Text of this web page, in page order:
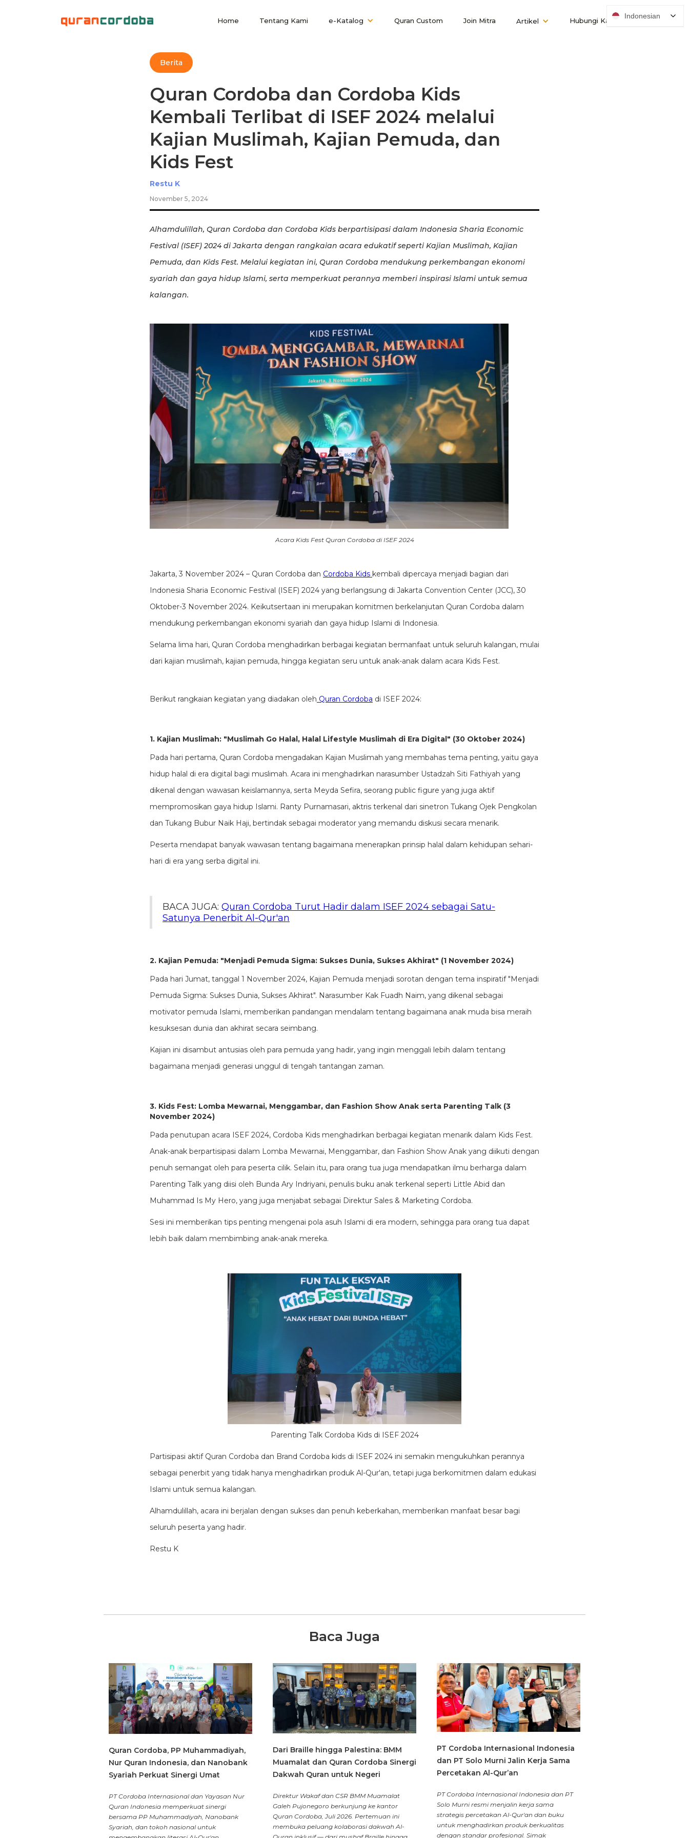
Home Tentang Kami e-Katalog Quran Custom Join Mitra Artikel Hubungi Kami
Berita
Quran Cordoba dan Cordoba Kids
Kembali Terlibat di ISEF 2024 melalui
Kajian Muslimah, Kajian Pemuda, dan
Kids Fest
Restu K
November 5, 2024
Alhamdulillah, Quran Cordoba dan Cordoba Kids berpartisipasi dalam Indonesia Sharia Economic
Festival (ISEF) 2024 di Jakarta dengan rangkaian acara edukatif seperti Kajian Muslimah, Kajian
Pemuda, dan Kids Fest. Melalui kegiatan ini, Quran Cordoba mendukung perkembangan ekonomi
syariah dan gaya hidup Islami, serta memperkuat perannya memberi inspirasi Islami untuk semua
kalangan.
Acara Kids Fest Quran Cordoba di ISEF 2024
Jakarta, 3 November 2024 – Quran Cordoba dan Cordoba Kids kembali dipercaya menjadi bagian dari
Indonesia Sharia Economic Festival (ISEF) 2024 yang berlangsung di Jakarta Convention Center (JCC), 30
Oktober-3 November 2024. Keikutsertaan ini merupakan komitmen berkelanjutan Quran Cordoba dalam
mendukung perkembangan ekonomi syariah dan gaya hidup Islami di Indonesia.
Selama lima hari, Quran Cordoba menghadirkan berbagai kegiatan bermanfaat untuk seluruh kalangan, mulai
dari kajian muslimah, kajian pemuda, hingga kegiatan seru untuk anak-anak dalam acara Kids Fest.
Berikut rangkaian kegiatan yang diadakan oleh Quran Cordoba di ISEF 2024:
1. Kajian Muslimah: "Muslimah Go Halal, Halal Lifestyle Muslimah di Era Digital" (30 Oktober 2024)
Pada hari pertama, Quran Cordoba mengadakan Kajian Muslimah yang membahas tema penting, yaitu gaya
hidup halal di era digital bagi muslimah. Acara ini menghadirkan narasumber Ustadzah Siti Fathiyah yang
dikenal dengan wawasan keislamannya, serta Meyda Sefira, seorang public figure yang juga aktif
mempromosikan gaya hidup Islami. Ranty Purnamasari, aktris terkenal dari sinetron Tukang Ojek Pengkolan
dan Tukang Bubur Naik Haji, bertindak sebagai moderator yang memandu diskusi secara menarik.
Peserta mendapat banyak wawasan tentang bagaimana menerapkan prinsip halal dalam kehidupan sehari-
hari di era yang serba digital ini.
BACA JUGA: Quran Cordoba Turut Hadir dalam ISEF 2024 sebagai Satu-
Satunya Penerbit Al-Qur'an
2. Kajian Pemuda: "Menjadi Pemuda Sigma: Sukses Dunia, Sukses Akhirat" (1 November 2024)
Pada hari Jumat, tanggal 1 November 2024, Kajian Pemuda menjadi sorotan dengan tema inspiratif "Menjadi
Pemuda Sigma: Sukses Dunia, Sukses Akhirat". Narasumber Kak Fuadh Naim, yang dikenal sebagai
motivator pemuda Islami, memberikan pandangan mendalam tentang bagaimana anak muda bisa meraih
kesuksesan dunia dan akhirat secara seimbang.
Kajian ini disambut antusias oleh para pemuda yang hadir, yang ingin menggali lebih dalam tentang
bagaimana menjadi generasi unggul di tengah tantangan zaman.
3. Kids Fest: Lomba Mewarnai, Menggambar, dan Fashion Show Anak serta Parenting Talk (3
November 2024)
Pada penutupan acara ISEF 2024, Cordoba Kids menghadirkan berbagai kegiatan menarik dalam Kids Fest.
Anak-anak berpartisipasi dalam Lomba Mewarnai, Menggambar, dan Fashion Show Anak yang diikuti dengan
penuh semangat oleh para peserta cilik. Selain itu, para orang tua juga mendapatkan ilmu berharga dalam
Parenting Talk yang diisi oleh Bunda Ary Indriyani, penulis buku anak terkenal seperti Little Abid dan
Muhammad Is My Hero, yang juga menjabat sebagai Direktur Sales & Marketing Cordoba.
Sesi ini memberikan tips penting mengenai pola asuh Islami di era modern, sehingga para orang tua dapat
lebih baik dalam membimbing anak-anak mereka.
Parenting Talk Cordoba Kids di ISEF 2024
Partisipasi aktif Quran Cordoba dan Brand Cordoba kids di ISEF 2024 ini semakin mengukuhkan perannya
sebagai penerbit yang tidak hanya menghadirkan produk Al-Qur'an, tetapi juga berkomitmen dalam edukasi
Islami untuk semua kalangan.
Alhamdulillah, acara ini berjalan dengan sukses dan penuh keberkahan, memberikan manfaat besar bagi
seluruh peserta yang hadir.
Restu K
Baca Juga
Quran Cordoba, PP Muhammadiyah,
Nur Quran Indonesia, dan Nanobank
Syariah Perkuat Sinergi Umat
PT Cordoba Internasional dan Yayasan Nur
Quran Indonesia memperkuat sinergi
bersama PP Muhammadiyah, Nanobank
Syariah, dan tokoh nasional untuk
Dari Braille hingga Palestina: BMM
Muamalat dan Quran Cordoba Sinergi
Dakwah Quran untuk Negeri
Direktur Wakaf dan CSR BMM Muamalat
Galeh Pujonegoro berkunjung ke kantor
Quran Cordoba, Juli 2026. Pertemuan ini
membuka peluang kolaborasi dakwah Al-
PT Cordoba Internasional Indonesia
dan PT Solo Murni Jalin Kerja Sama
Percetakan Al-Qur’an
PT Cordoba Internasional Indonesia dan PT
Solo Murni resmi menjalin kerja sama
strategis percetakan Al-Qur'an dan buku
untuk menghadirkan produk berkualitas
dengan standar profesional. Simak
Indonesian